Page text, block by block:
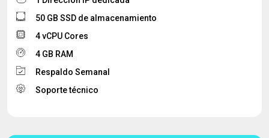
50 GB SSD de almacenamiento
4 vCPU Cores
4 GB RAM
Respaldo Semanal
Soporte técnico